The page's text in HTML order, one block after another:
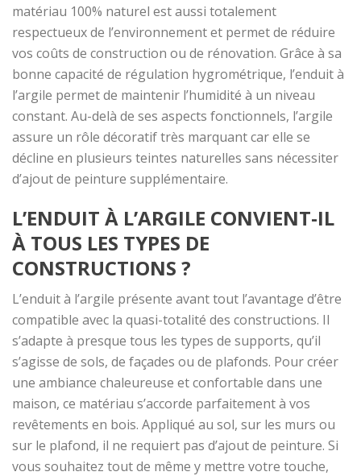
matériau 100% naturel est aussi totalement
respectueux de l’environnement et permet de réduire
vos coûts de construction ou de rénovation. Grâce à sa
bonne capacité de régulation hygrométrique, l’enduit à
l’argile permet de maintenir l’humidité à un niveau
constant. Au-delà de ses aspects fonctionnels, l’argile
assure un rôle décoratif très marquant car elle se
décline en plusieurs teintes naturelles sans nécessiter
d’ajout de peinture supplémentaire.
L’ENDUIT À L’ARGILE CONVIENT-IL
À TOUS LES TYPES DE
CONSTRUCTIONS ?
L’enduit à l’argile présente avant tout l’avantage d’être
compatible avec la quasi-totalité des constructions. Il
s’adapte à presque tous les types de supports, qu’il
s’agisse de sols, de façades ou de plafonds. Pour créer
une ambiance chaleureuse et confortable dans une
maison, ce matériau s’accorde parfaitement à vos
revêtements en bois. Appliqué au sol, sur les murs ou
sur le plafond, il ne requiert pas d’ajout de peinture. Si
vous souhaitez tout de même y mettre votre touche,